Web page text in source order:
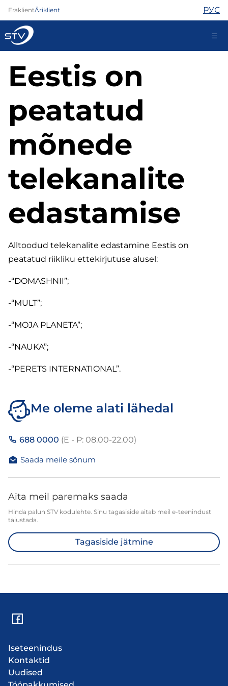
EraklientÄriklient РУС
kontakt@stv.ee
Iseteenindus
TV
Telefon
Turvateenused
Abi
Pood
Kontaktid
Uudised
Eestis on
peatatud
mõnede
telekanalite
edastamise
Alltoodud telekanalite edastamine Eestis on
peatatud riikliku ettekirjutuse alusel:
-“DOMASHNII”;
-“MULT”;
-“MOJA PLANETA”;
-“NAUKA”;
-“PERETS INTERNATIONAL”.
Me oleme alati lähedal
688 0000 (E - P: 08.00-22.00)
Saada meile sõnum
Aita meil paremaks saada
Hinda palun STV kodulehte. Sinu tagasiside aitab meil e-teenindust
täiustada.
Tagasiside jätmine
Iseteenindus
Kontaktid
Uudised